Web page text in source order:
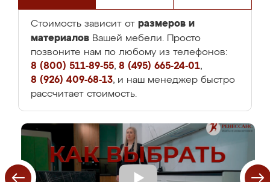
Стоимость зависит от размеров и
материалов Вашей мебели. Просто
позвоните нам по любому из телефонов:
8 (800) 511-89-55, 8 (495) 665-24-01,
8 (926) 409-68-13, и наш менеджер быстро
рассчитает стоимость.